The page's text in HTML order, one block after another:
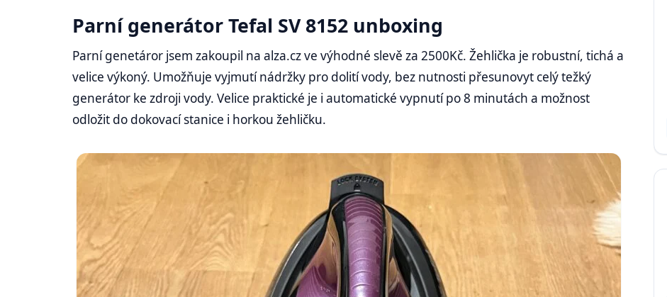
Parní generátor Tefal SV 8152 unboxing
Parní genetáror jsem zakoupil na alza.cz ve výhodné slevě za 2500Kč. Žehlička je robustní, tichá a
velice výkoný. Umožňuje vyjmutí nádržky pro dolití vody, bez nutnosti přesunovyt celý težký
generátor ke zdroji vody. Velice praktické je i automatické vypnutí po 8 minutách a možnost
odložit do dokovací stanice i horkou žehličku.